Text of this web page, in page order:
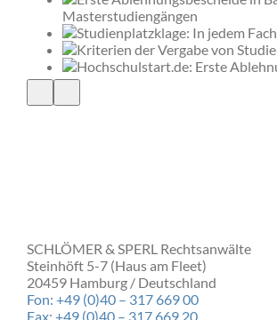
SCHLÖMER & SPERL Rechtsanwälte
Steinhöft 5-7 (Haus am Fleet)
20459 Hamburg / Deutschland
Fon: +49 (0)40 – 317 669 00
Fax: +49 (0)40 – 317 669 20